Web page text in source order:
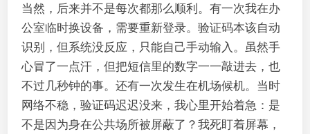
当然，后来并不是每次都那么顺利。有一次我在办
公室临时换设备，需要重新登录。验证码本该自动
识别，但系统没反应，只能自己手动输入。虽然手
心冒了一点汗，但把短信里的数字一一敲进去，也
不过几秒钟的事。还有一次发生在机场候机。当时
网络不稳，验证码迟迟没来，我心里开始着急：是
不是因为身在公共场所被屏蔽了？我死盯着屏幕，